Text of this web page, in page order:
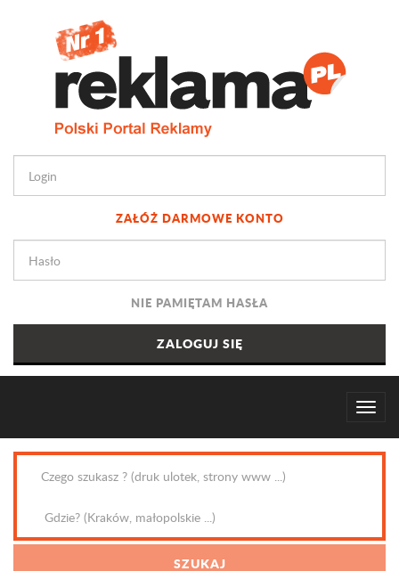
ZAŁÓŻ DARMOWE KONTO
NIE PAMIĘTAM HASŁA